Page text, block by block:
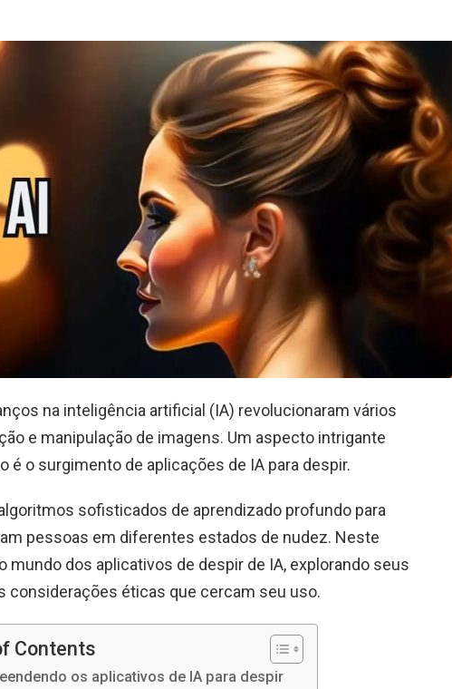
na inteligência artificial (IA) revolucionaram vários
e manipulação de imagens. Um aspecto intrigante
é o surgimento de aplicações de IA para despir.
sofisticados de aprendizado profundo para
pessoas em diferentes estados de nudez. Neste
mundo dos aplicativos de despir de IA, explorando seus
considerações éticas que cercam seu uso.
Contents
os aplicativos de IA para despir